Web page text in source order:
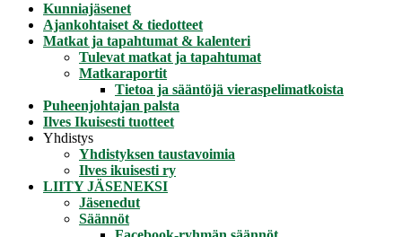
Kunniajäsenet
Ajankohtaiset & tiedotteet
Matkat ja tapahtumat & kalenteri
Tulevat matkat ja tapahtumat
Matkaraportit
Tietoa ja sääntöjä vieraspelimatkoista
Puheenjohtajan palsta
Ilves Ikuisesti tuotteet
Yhdistys
Yhdistyksen taustavoimia
Ilves ikuisesti ry
LIITY JÄSENEKSI
Jäsenedut
Säännöt